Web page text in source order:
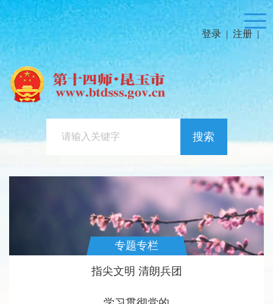
登录 | 注册 |
搜索
专题专栏
指尖文明 清朗兵团